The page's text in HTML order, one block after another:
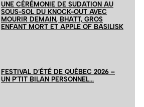
UNE CÉRÉMONIE DE SUDATION AU
SOUS-SOL DU KNOCK-OUT AVEC
MOURIR DEMAIN, BHATT, GROS
ENFANT MORT ET APPLE OF BASILISK
FESTIVAL D’ÉTÉ DE QUÉBEC 2026 –
UN P’TIT BILAN PERSONNEL…